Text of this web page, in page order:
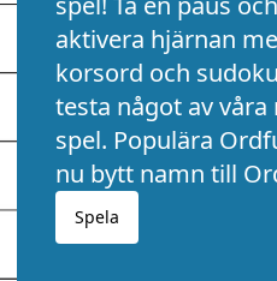
aktivera hjärnan
korsord och
testa något av våra
spel. Populära
nu bytt namn till
Spela